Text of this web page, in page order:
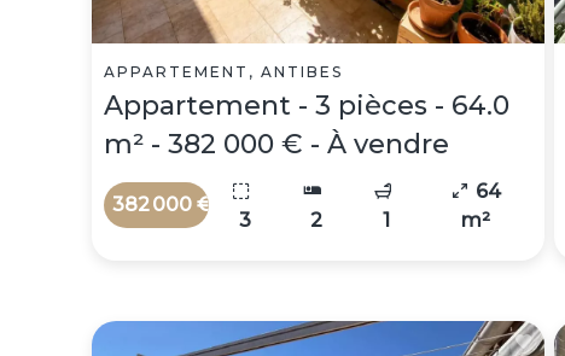
APPARTEMENT, ANTIBES
Appartement - 3 pièces - 64.0
m² - 382 000 € - À vendre
382 000 €
3 2 1
64
m²